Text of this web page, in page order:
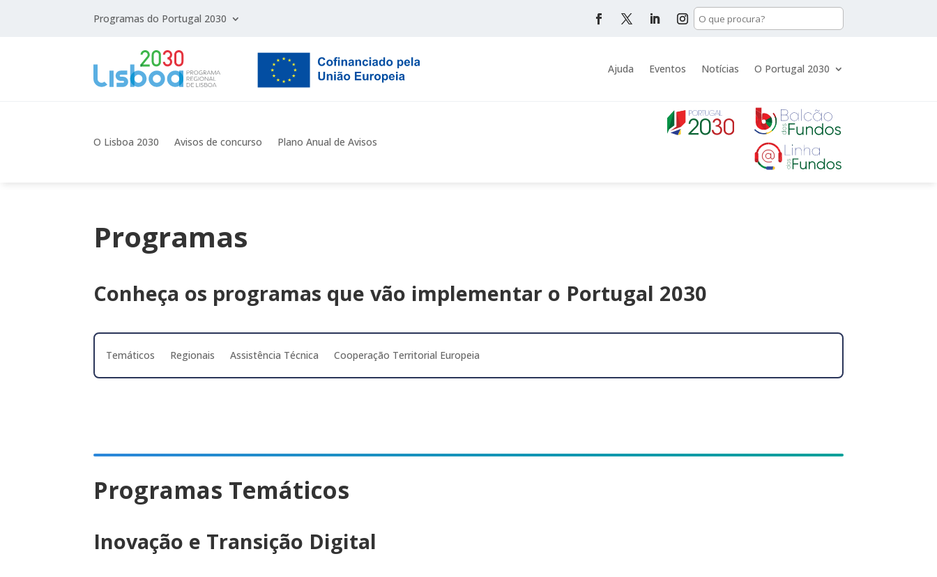
Programas do Portugal 2030
Ajuda Eventos Notícias O Portugal 2030
O Lisboa 2030 Avisos de concurso Plano Anual de Avisos
Programas
Conheça os programas que vão implementar o Portugal 2030
Temáticos Regionais Assistência Técnica Cooperação Territorial Europeia
Programas Temáticos
Inovação e Transição Digital